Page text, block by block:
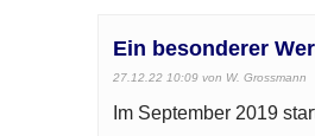
Ein besonderer
27.12.22 10:09 von W. Grossmann
Im September 2019